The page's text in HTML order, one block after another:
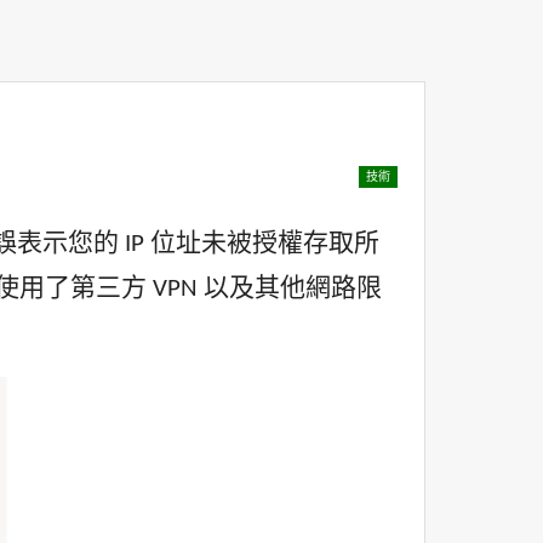
技術
表示您的 IP 位址未被授權存取所
用了第三方 VPN 以及其他網路限